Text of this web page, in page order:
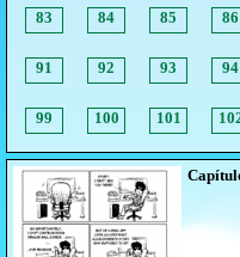
83 84 85 86
91 92 93 94
99 100 101